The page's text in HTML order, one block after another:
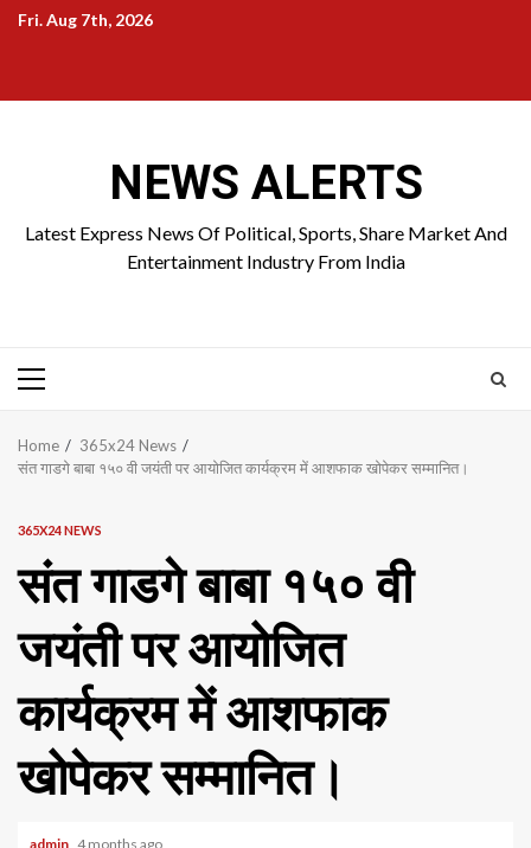
SkipFri. Aug 7th, 2026
NEWS ALERTS
Latest Express News Of Political, Sports, Share Market And
Entertainment Industry From India
Primary
Home
365x24 News
संत गाडगे बाबा १५० वी जयंती पर आयोजित कार्यक्रम में आशफाक खोपेकर सम्मानित।
365X24 NEWS
संत गाडगे बाबा १५० वी
जयंती पर आयोजित
कार्यक्रम में आशफाक
खोपेकर सम्मानित।
admin 4 months ago